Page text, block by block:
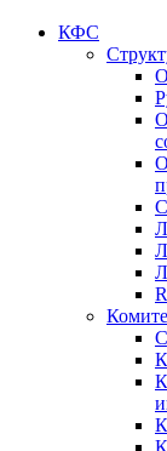
КФС